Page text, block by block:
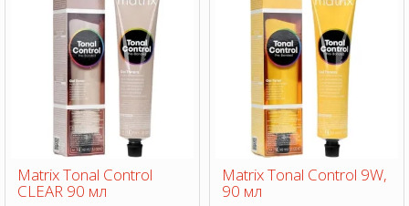
Matrix Tonal Control
CLEAR 90 мл
Matrix Tonal Control 9W,
90 мл